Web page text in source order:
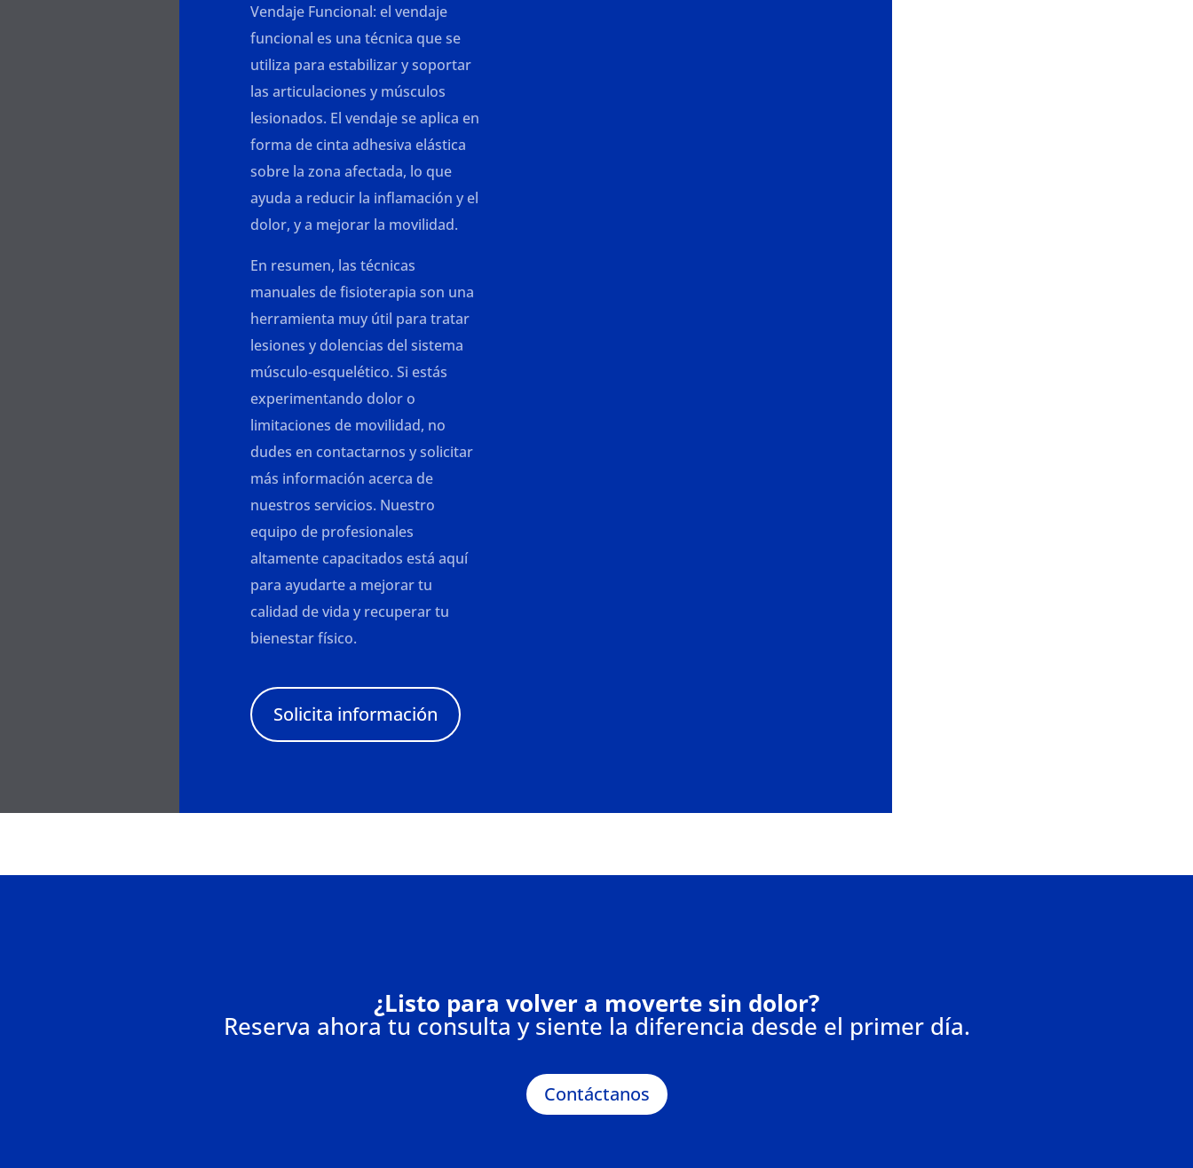
Vendaje Funcional: el vendaje
funcional es una técnica que se
utiliza para estabilizar y soportar
las articulaciones y músculos
lesionados. El vendaje se aplica en
forma de cinta adhesiva elástica
sobre la zona afectada, lo que
ayuda a reducir la inflamación y el
dolor, y a mejorar la movilidad.
En resumen, las técnicas
manuales de fisioterapia son una
herramienta muy útil para tratar
lesiones y dolencias del sistema
músculo-esquelético. Si estás
experimentando dolor o
limitaciones de movilidad, no
dudes en contactarnos y solicitar
más información acerca de
nuestros servicios. Nuestro
equipo de profesionales
altamente capacitados está aquí
para ayudarte a mejorar tu
calidad de vida y recuperar tu
bienestar físico.
Solicita información
¿Listo para volver a moverte sin dolor?
Reserva ahora tu consulta y siente la diferencia desde el primer día.
Contáctanos